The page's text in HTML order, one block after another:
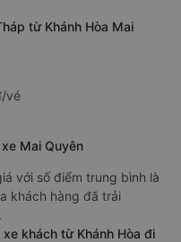
từ Khánh Hòa Mai
vé
Mai Quyên
với số điểm trung bình là
khách hàng đã trải
khách từ Khánh Hòa đi